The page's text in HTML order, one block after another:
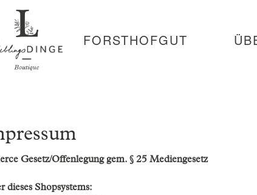
FORSTHOFGUT
Gesetz/Offenlegung gem. § 25 Mediengesetz
dieses Shopsystems: